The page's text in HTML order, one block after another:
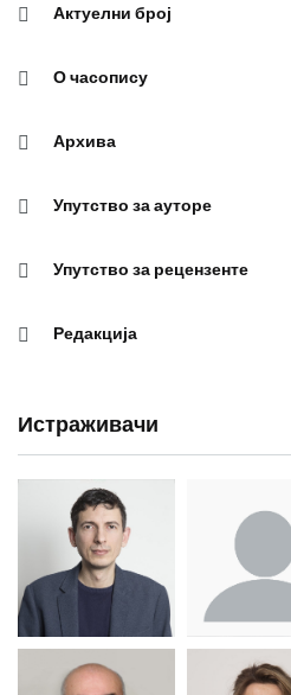
Актуелни број
О часопису
Архива
Упутство за ауторе
Упутство за рецензенте
Редакција
Истраживачи